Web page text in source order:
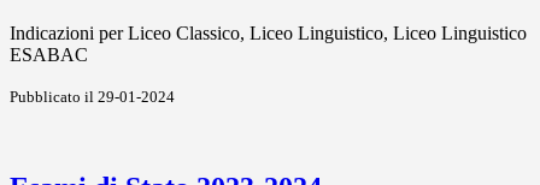
Indicazioni per Liceo Classico, Liceo Linguistico, Liceo Linguistico
ESABAC
Pubblicato il 29-01-2024